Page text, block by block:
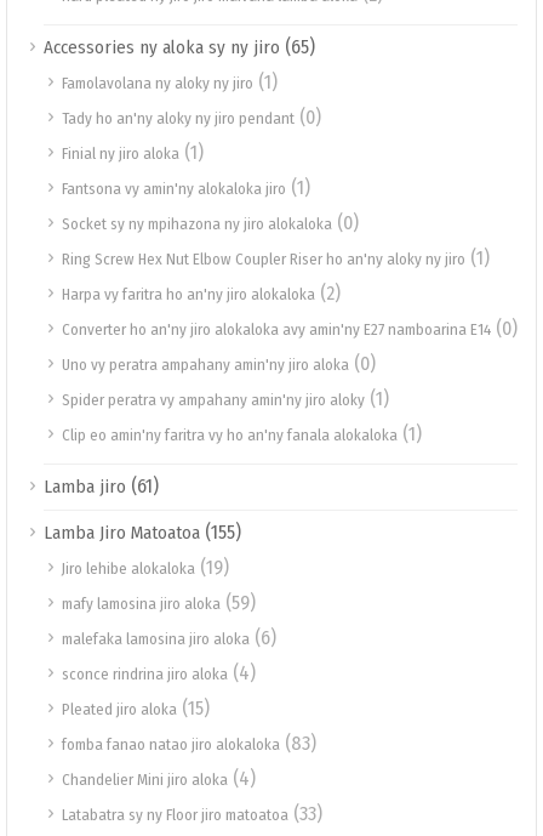
Accessories ny aloka sy ny jiro (65)
Famolavolana ny aloky ny jiro (1)
Tady ho an'ny aloky ny jiro pendant (0)
Finial ny jiro aloka (1)
Fantsona vy amin'ny alokaloka jiro (1)
Socket sy ny mpihazona ny jiro alokaloka (0)
Ring Screw Hex Nut Elbow Coupler Riser ho an'ny aloky ny jiro (1)
Harpa vy faritra ho an'ny jiro alokaloka (2)
Converter ho an'ny jiro alokaloka avy amin'ny E27 namboarina E14 (0)
Uno vy peratra ampahany amin'ny jiro aloka (0)
Spider peratra vy ampahany amin'ny jiro aloky (1)
Clip eo amin'ny faritra vy ho an'ny fanala alokaloka (1)
Lamba jiro (61)
Lamba Jiro Matoatoa (155)
Jiro lehibe alokaloka (19)
mafy lamosina jiro aloka (59)
malefaka lamosina jiro aloka (6)
sconce rindrina jiro aloka (4)
Pleated jiro aloka (15)
fomba fanao natao jiro alokaloka (83)
Chandelier Mini jiro aloka (4)
Latabatra sy ny Floor jiro matoatoa (33)